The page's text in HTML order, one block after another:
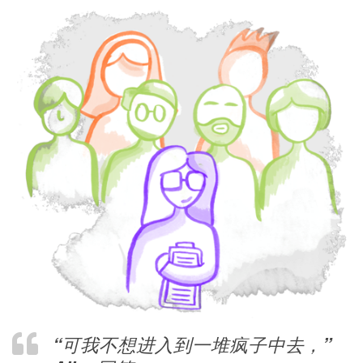
“可我不想进入到一堆疯子中去，”